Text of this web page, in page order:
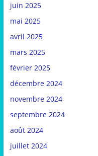
juin 2025
mai 2025
avril 2025
mars 2025
février 2025
décembre 2024
novembre 2024
septembre 2024
août 2024
juillet 2024